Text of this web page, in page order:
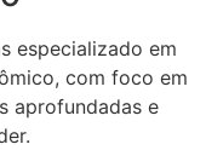
especializado em
com foco em
aprofundadas e